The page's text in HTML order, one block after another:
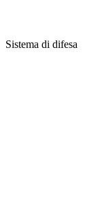
Sistema di difesa